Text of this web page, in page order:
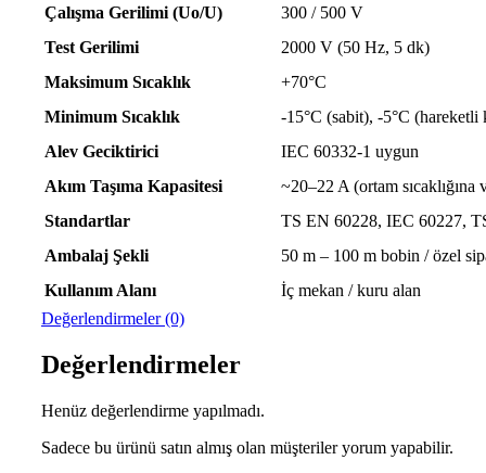
Çalışma Gerilimi (Uo/U)
300 / 500 V
Test Gerilimi
2000 V (50 Hz, 5 dk)
Maksimum Sıcaklık
+70°C
Minimum Sıcaklık
-15°C (sabit), -5°C (hareketli
Alev Geciktirici
IEC 60332-1 uygun
Akım Taşıma Kapasitesi
~20–22 A (ortam sıcaklığına
Standartlar
TS EN 60228, IEC 60227,
Ambalaj Şekli
50 m – 100 m bobin / özel
Kullanım Alanı
İç mekan / kuru alan
Değerlendirmeler (0)
Değerlendirmeler
Henüz değerlendirme yapılmadı.
Sadece bu ürünü satın almış olan müşteriler yorum yapabilir.